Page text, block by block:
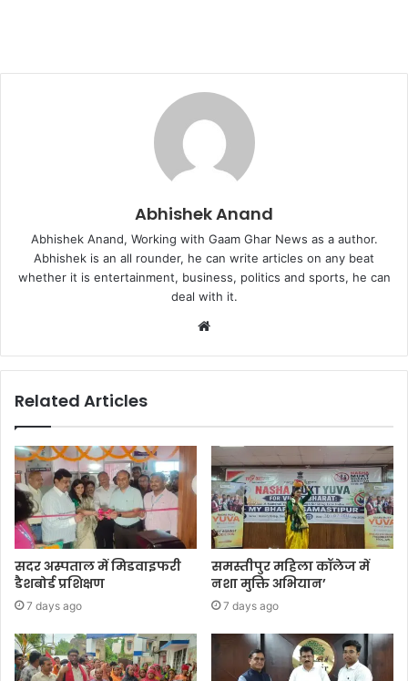
Abhishek Anand
Abhishek Anand, Working with Gaam Ghar News as a author.
Abhishek is an all rounder, he can write articles on any beat
whether it is entertainment, business, politics and sports, he can
deal with it.
Website
Related Articles
सदर अस्पताल में मिडवाइफरी
डैशबोर्ड प्रशिक्षण
7 days ago
समस्तीपुर महिला कॉलेज में
नशा मुक्ति अभियान’
7 days ago